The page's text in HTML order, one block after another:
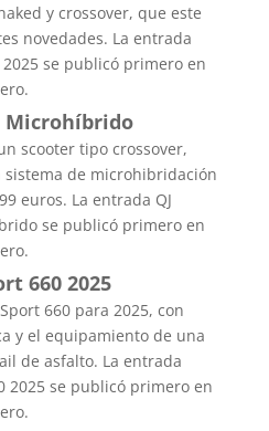
y crossover, que este
novedades. La entrada
2025 se publicó primero en
Microhíbrido
scooter tipo crossover,
de microhibridación
euros. La entrada QJ
se publicó primero en
660 2025
660 para 2025, con
y el equipamiento de una
de asfalto. La entrada
2025 se publicó primero en